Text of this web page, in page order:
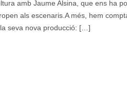
amb Jaume Alsina, que ens ha
als escenaris.A més, hem
seva nova producció: […]